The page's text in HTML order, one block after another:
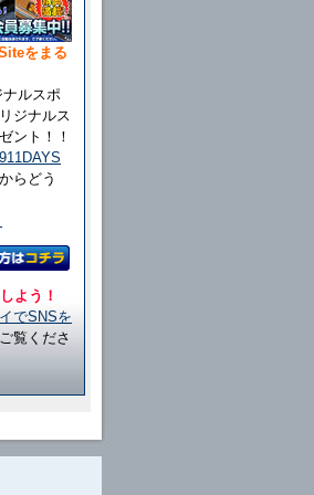
をまる
ナルスポ
ジナルス
ント！！
911DAYS
らどう
よう！
でSNSを
覧くださ